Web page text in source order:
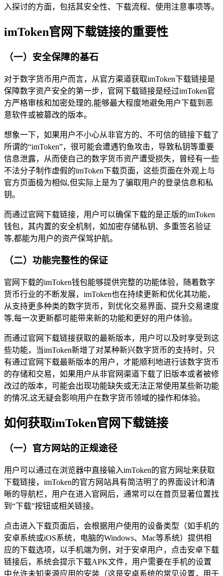
入探讨的方面，包括其安全性、下载流程、使用注意事项等。
imToken官网下载链接的重要性
（一）安全保障的基石
对于数字货币用户而言，从官方渠道获取imToken下载链接是
保障数字资产安全的第一步，官网下载链接是经过imToken官
方严格审核和加密处理的,能够最大程度地避免用户下载到恶
意软件或被篡改的版本。
想象一下，如果用户不小心从非官方的、不可信的链接下载了
所谓的“imToken”，很可能会遭遇钓鱼攻击，导致私钥等重要
信息泄露，从而使自己的数字货币资产遭受损失，曾经有一些
不法分子制作虚假的imToken下载页面，这些页面在外观上与
官方页面极为相似,但实际上是为了骗取用户的登录信息和私
钥。
而通过官网下载链接，用户可以确保下载的是正版的imToken
钱包，其内置的安全机制，如加密存储私钥、多重签名验证
等,都能为用户的资产保驾护航。
（二）功能完整性的保证
官网下载的imToken钱包能够提供完整的功能体验，随着数字
货币行业的不断发展，imToken也在持续更新和优化其功能，
从支持更多种类的数字货币，到优化交易界面、提升交易速度
等,每一次更新都可能带来新的功能和更好的用户体验。
而通过官网下载链接获取的最新版本，用户可以及时享受到这
些功能，当imToken新增了对某种新兴数字货币的支持时，只
有通过官网下载最新版本的用户，才能顺利地进行该数字货币
的存储和交易，如果用户从非官网渠道下载了旧版本或者被修
改过的版本，可能会出现功能缺失或无法正常使用某些新功能
的情况,这无疑会影响用户在数字货币领域的操作和体验。
如何获取imToken官网下载链接
（一）官方网站的正规途径
用户可以通过在浏览器中直接输入imToken的官方网址来获取
下载链接，imToken的官方网站具有简洁明了的界面设计和清
晰的导航栏，用户在进入官网后，通常可以在首页显著位置找
到“下载”按钮或相关链接。
点击进入下载页面后，会根据用户使用的设备类型（如手机的
安卓系统或iOS系统，电脑的Windows、Mac等系统）提供相
应的下载选项，以手机端为例，对于安卓用户，点击安卓下载
链接后，系统会提示下载APK文件，用户需要在手机的设置
中允许未知来源应用的安装（这是安卓系统的常见设置，用于